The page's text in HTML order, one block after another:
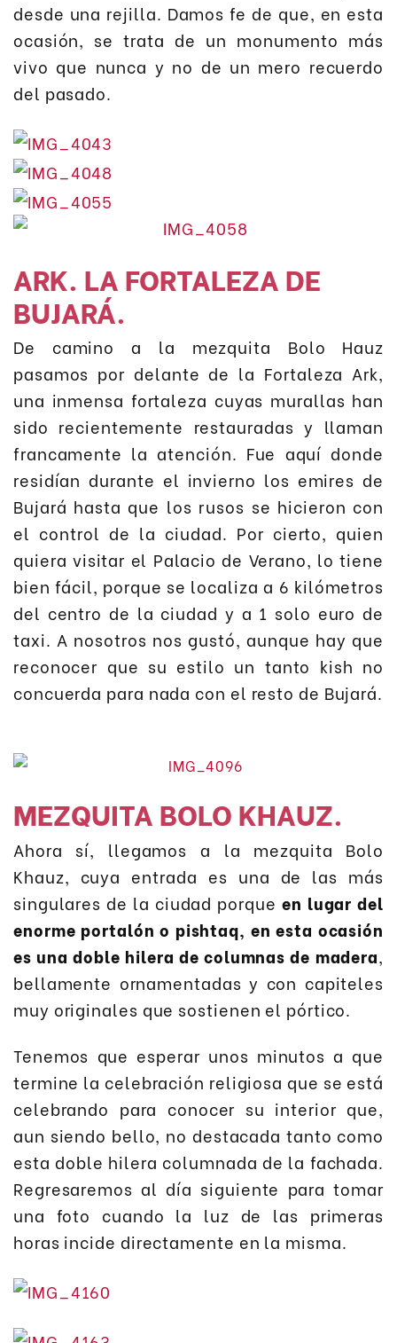
desde una rejilla. Damos fe de que, en esta
ocasión, se trata de un monumento más
vivo que nunca y no de un mero recuerdo
del pasado.
ARK. LA FORTALEZA DE
BUJARÁ.
De camino a la mezquita Bolo Hauz
pasamos por delante de la Fortaleza Ark,
una inmensa fortaleza cuyas murallas han
sido recientemente restauradas y llaman
francamente la atención. Fue aquí donde
residían durante el invierno los emires de
Bujará hasta que los rusos se hicieron con
el control de la ciudad. Por cierto, quien
quiera visitar el Palacio de Verano, lo tiene
bien fácil, porque se localiza a 6 kilómetros
del centro de la ciudad y a 1 solo euro de
taxi. A nosotros nos gustó, aunque hay que
reconocer que su estilo un tanto kish no
concuerda para nada con el resto de Bujará.
MEZQUITA BOLO KHAUZ.
Ahora sí, llegamos a la mezquita Bolo
Khauz, cuya entrada es una de las más
singulares de la ciudad porque en lugar del
enorme portalón o pishtaq, en esta ocasión
es una doble hilera de columnas de madera,
bellamente ornamentadas y con capiteles
muy originales que sostienen el pórtico.
Tenemos que esperar unos minutos a que
termine la celebración religiosa que se está
celebrando para conocer su interior que,
aun siendo bello, no destacada tanto como
esta doble hilera columnada de la fachada.
Regresaremos al día siguiente para tomar
una foto cuando la luz de las primeras
horas incide directamente en la misma.